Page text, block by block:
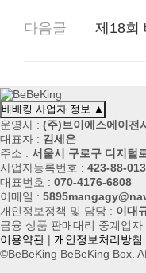
다음글 제18회
베베킹 사업자 정보 ▲
운영사 : (주)브이에스에이전시
대표자 : 김세은
주소 : 서울시 구로구 디지털
사업자등록번호 : 423-88-
대표번호 : 070-4176-6808
이메일 :
개인정보정책 및 담당 : 이대
금융 상품 판매대리 중계업자
이용약관 | 개인정보처리방침
©BeBeKing BeBeKing Box.